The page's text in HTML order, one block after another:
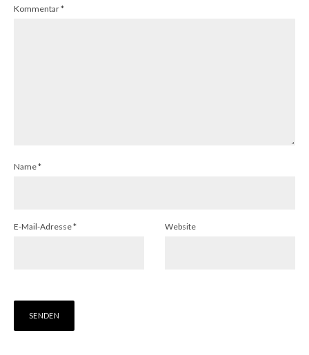
Kommentar*
Name*
E-Mail-Adresse* Website